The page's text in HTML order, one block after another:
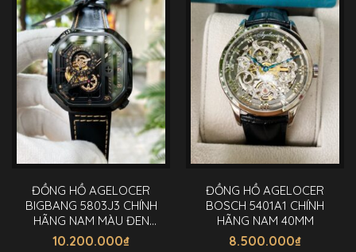
ĐỒNG HỒ AGELOCER
BIGBANG 5803J3 CHÍNH
HÃNG NAM MÀU ĐEN
44MM
10.200.000₫
ĐỒNG HỒ AGELOCER
BOSCH 5401A1 CHÍNH
HÃNG NAM 40MM
8.500.000₫